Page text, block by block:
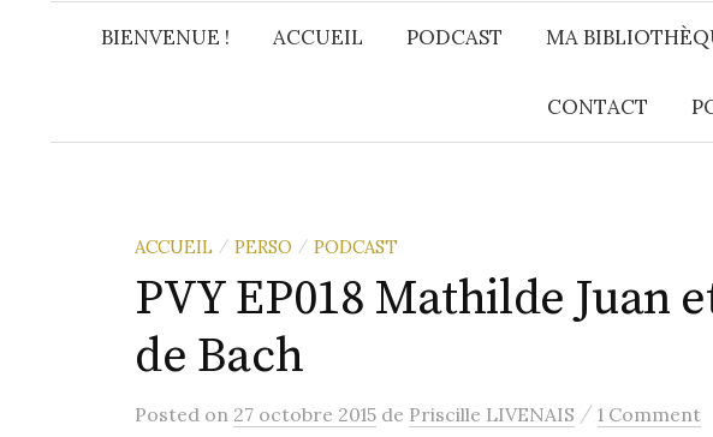
BIENVENUE ! ACCUEIL PODCAST MA
CONTACT
ACCUEIL / PERSO / PODCAST
PVY EP018 Mathilde Juan
de Bach
Posted on 27 octobre 2015 de Priscille LIVENAIS / 1 Comment